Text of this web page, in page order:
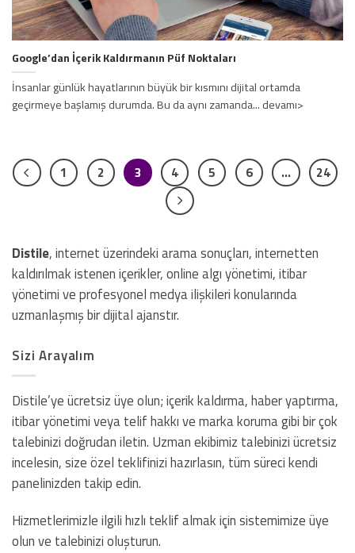
Google’dan İçerik Kaldırmanın Püf Noktaları
İnsanlar günlük hayatlarının büyük bir kısmını dijital ortamda
geçirmeye başlamış durumda. Bu da aynı zamanda... devamı>
1 2 3 4 5 6 … 24
Distile, internet üzerindeki arama sonuçları, internetten
kaldırılmak istenen içerikler, online algı yönetimi, itibar
yönetimi ve profesyonel medya ilişkileri konularında
uzmanlaşmış bir dijital ajanstır.
Sizi Arayalım
Distile’ye ücretsiz üye olun; içerik kaldırma, haber yaptırma,
itibar yönetimi veya telif hakkı ve marka koruma gibi bir çok
talebinizi doğrudan iletin. Uzman ekibimiz talebinizi ücretsiz
incelesin, size özel teklifinizi hazırlasın, tüm süreci kendi
panelinizden takip edin.
Hizmetlerimizle ilgili hızlı teklif almak için sistemimize üye
olun ve talebinizi oluşturun.